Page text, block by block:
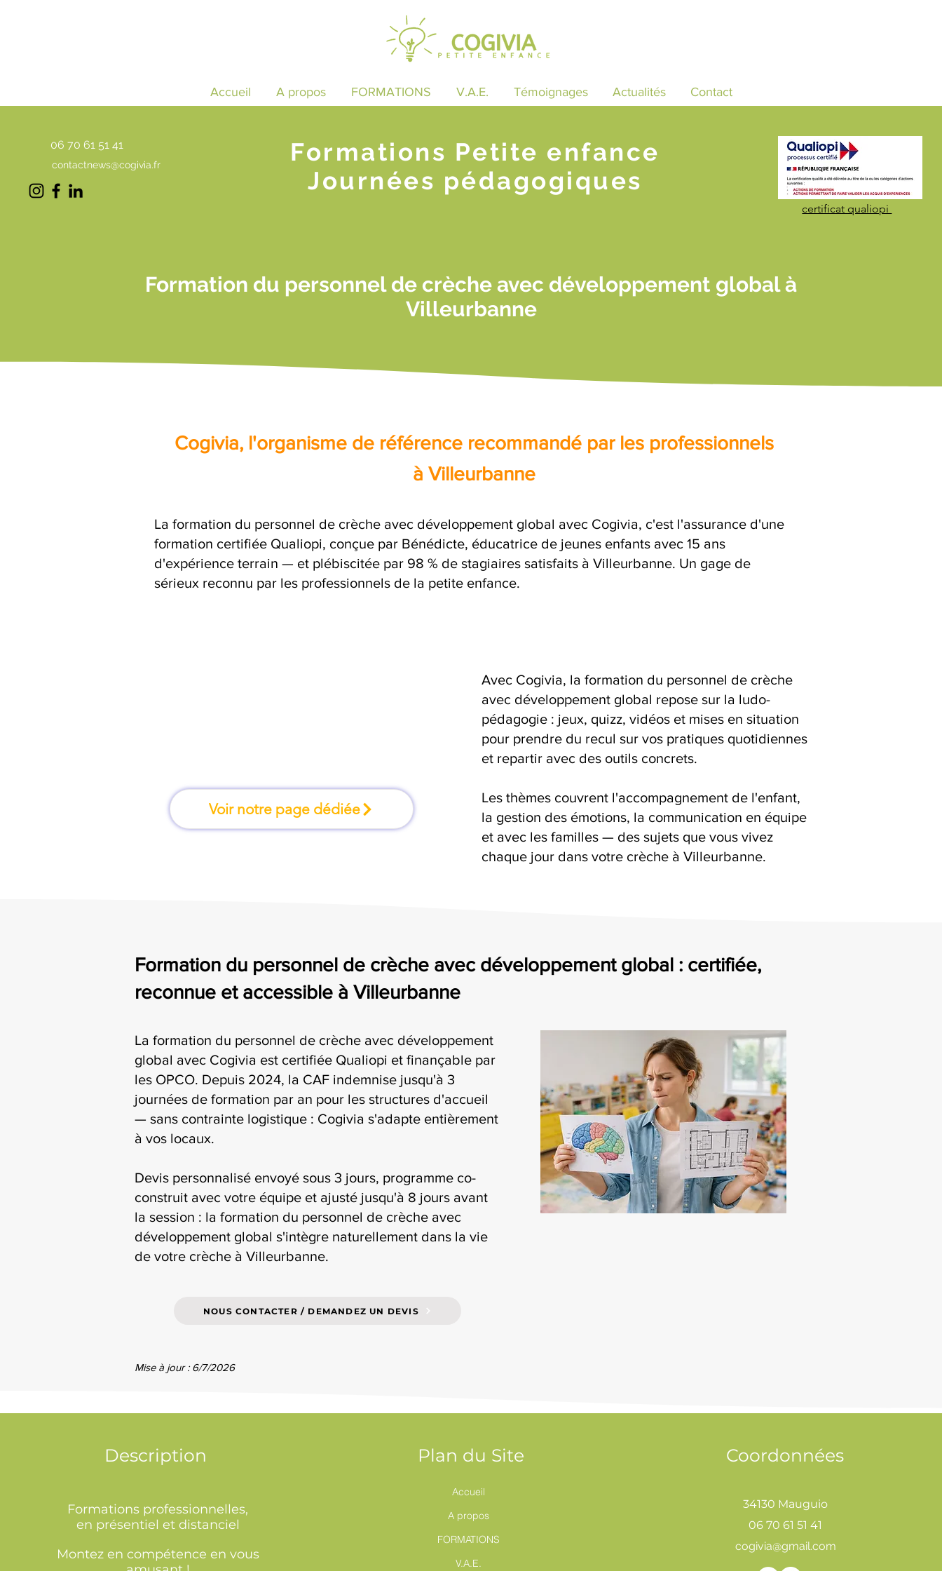
Accueil A propos FORMATIONS V.A.E. Témoignages Actualités Contact
06 70 61 51 41
contactnews@cogivia.fr
Formations Petite enfance
Journées pédagogiques
certificat qualiopi
Formation du personnel de crèche avec développement global à
Villeurbanne
Cogivia, l'organisme de référence recommandé par les professionnels
à Villeurbanne
La formation du personnel de crèche avec développement global avec Cogivia, c'est l'assurance d'une
formation certifiée Qualiopi, conçue par Bénédicte, éducatrice de jeunes enfants avec 15 ans
d'expérience terrain — et plébiscitée par 98 % de stagiaires satisfaits à Villeurbanne. Un gage de
sérieux reconnu par les professionnels de la petite enfance.
Voir notre page dédiée
Avec Cogivia, la formation du personnel de crèche
avec développement global repose sur la ludo-
pédagogie : jeux, quizz, vidéos et mises en situation
pour prendre du recul sur vos pratiques quotidiennes
et repartir avec des outils concrets.
Les thèmes couvrent l'accompagnement de l'enfant,
la gestion des émotions, la communication en équipe
et avec les familles — des sujets que vous vivez
chaque jour dans votre crèche à Villeurbanne.
Formation du personnel de crèche avec développement global : certifiée,
reconnue et accessible à Villeurbanne
La formation du personnel de crèche avec développement
global avec Cogivia est certifiée Qualiopi et finançable par
les OPCO. Depuis 2024, la CAF indemnise jusqu'à 3
journées de formation par an pour les structures d'accueil
— sans contrainte logistique : Cogivia s'adapte entièrement
à vos locaux.
Devis personnalisé envoyé sous 3 jours, programme co-
construit avec votre équipe et ajusté jusqu'à 8 jours avant
la session : la formation du personnel de crèche avec
développement global s'intègre naturellement dans la vie
de votre crèche à Villeurbanne.
NOUS CONTACTER / DEMANDEZ UN DEVIS
Mise à jour : 6/7/2026
Description
Formations professionnelles,
en présentiel et distanciel
Montez en compétence en vous
Plan du Site
Accueil
A propos
FORMATIONS
V.A.E.
Coordonnées
34130 Mauguio
06 70 61 51 41
cogivia@gmail.com